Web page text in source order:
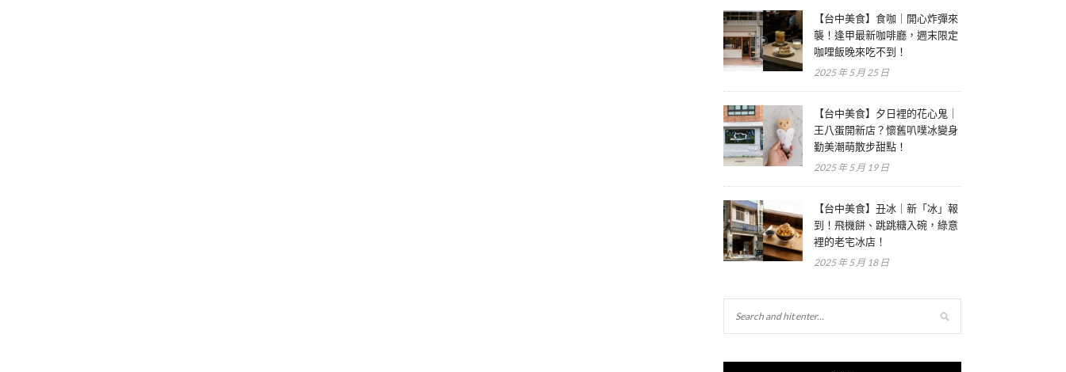
【台中美食】食咖｜開心炸彈來
襲！逢甲最新咖啡廳，週末限定
咖哩飯晚來吃不到！
2025 年 5 月 25 日
【台中美食】夕日裡的花心鬼｜
王八蛋開新店？懷舊叭噗冰變身
勤美潮萌散步甜點！
2025 年 5 月 19 日
【台中美食】丑冰｜新「冰」報
到！飛機餅、跳跳糖入碗，綠意
裡的老宅冰店！
2025 年 5 月 18 日